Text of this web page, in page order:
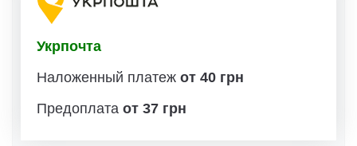
Укрпочта
Наложенный платеж от 40 грн
Предоплата от 37 грн